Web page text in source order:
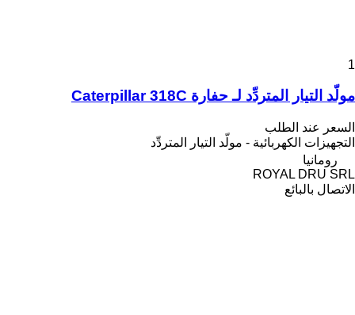
1
مولّد التيار المتردِّد لـ حفارة Caterpillar 318C
السعر عند الطلب
التجهيزات الكهربائية - مولّد التيار المتردِّد
رومانيا
ROYAL DRU SRL
الاتصال بالبائع